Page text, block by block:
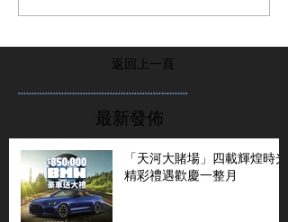
返回上一頁
...............................................................
最新發佈
「天河大賭場」四載輝煌時光
精彩禮遇歡慶一整月